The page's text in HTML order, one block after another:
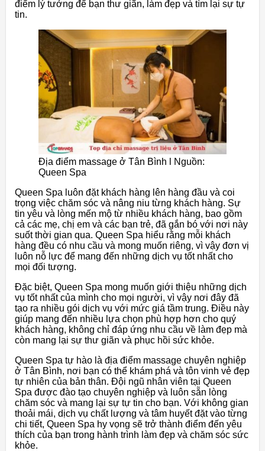
điểm lý tưởng để bạn thư giãn, làm đẹp và tìm lại sự tự
tin.
Địa điểm massage ở Tân Bình l Nguồn:
Queen Spa
Queen Spa luôn đặt khách hàng lên hàng đầu và coi
trọng việc chăm sóc và nâng niu từng khách hàng. Sự
tin yêu và lòng mến mộ từ nhiều khách hàng, bao gồm
cả các mẹ, chị em và các bạn trẻ, đã gắn bó với nơi này
suốt thời gian qua. Queen Spa hiểu rằng mỗi khách
hàng đều có nhu cầu và mong muốn riêng, vì vậy đơn vị
luôn nỗ lực để mang đến những dịch vụ tốt nhất cho
mọi đối tượng.
Đặc biệt, Queen Spa mong muốn giới thiệu những dịch
vụ tốt nhất của mình cho mọi người, vì vậy nơi đây đã
tạo ra nhiều gói dịch vụ với mức giá tầm trung. Điều này
giúp mang đến nhiều lựa chọn phù hợp hơn cho quý
khách hàng, không chỉ đáp ứng nhu cầu về làm đẹp mà
còn mang lại sự thư giãn và phục hồi sức khỏe.
Queen Spa tự hào là địa điểm massage chuyên nghiệp
ở Tân Bình, nơi bạn có thể khám phá và tôn vinh vẻ đẹp
tự nhiên của bản thân. Đội ngũ nhân viên tại Queen
Spa được đào tạo chuyên nghiệp và luôn sẵn lòng
chăm sóc và mang lại sự tự tin cho bạn. Với không gian
thoải mái, dịch vụ chất lượng và tâm huyết đặt vào từng
chi tiết, Queen Spa hy vọng sẽ trở thành điểm đến yêu
thích của bạn trong hành trình làm đẹp và chăm sóc sức
khỏe.